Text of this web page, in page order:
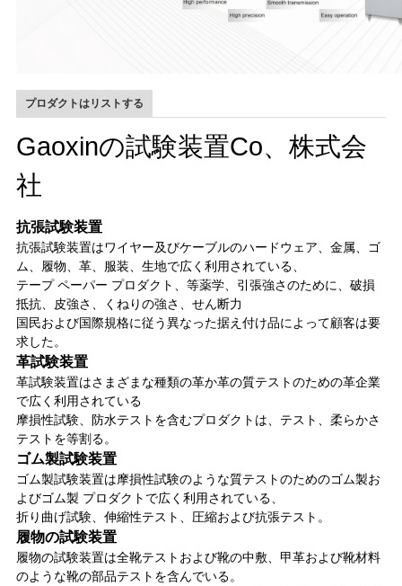
プロダクトはリストする
Gaoxinの試験装置Co、株式会
社
抗張試験装置
抗張試験装置はワイヤー及びケーブルのハードウェア、金属、ゴ
ム、履物、革、服装、生地で広く利用されている、
テープ ペーパー プロダクト、等薬学、引張強さのために、破損
抵抗、皮強さ、くねりの強さ、せん断力
国民および国際規格に従う異なった据え付け品によって顧客は要
求した。
革試験装置
革試験装置はさまざまな種類の革か革の質テストのための革企業
で広く利用されている
摩損性試験、防水テストを含むプロダクトは、テスト、柔らかさ
テストを等割る。
ゴム製試験装置
ゴム製試験装置は摩損性試験のような質テストのためのゴム製お
よびゴム製 プロダクトで広く利用されている、
折り曲げ試験、伸縮性テスト、圧縮および抗張テスト。
履物の試験装置
履物の試験装置は全靴テストおよび靴の中敷、甲革および靴材料
のような靴の部品テストを含んでいる。